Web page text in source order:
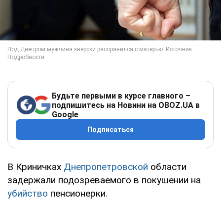
Будьте первыми в курсе главного –
подпишитесь на Новини на OBOZ.UA в
Google
Подписаться
В Криничках Днепропетровской области
задержали подозреваемого в покушении на
убийство пенсионерки.